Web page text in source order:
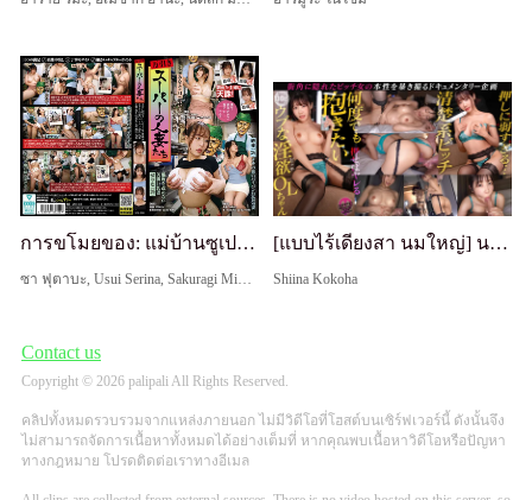
การขโมยของ: แม่บ้านซูเปอร์มาร์เก็ต ภรรยาอ้วนท้วนแก้ตัว ภรรยาที่โกนขนน่ารังเกียจแต่เย้ายวน ภรรยาที่ขาสวยหน้าอกใหญ่แต่ไม่สำนึก [แบบไร้เดียงสา นมใหญ่] นมและก้นทั้งคู่เต็มไปด้วยปริมาณ ร่างกายระดับ S-class! การที่เธออมควยนักแสดงที่เธอชอบอย่างกระตือรือร้นนั้นน่ารักเกินไป ♡ คลุมด้วยน้ำมัน ทำท่ายืนเย็ดแบบด็อกกี้เต็มที่หน้ากระจก! แม้หลังจากแตกในแล้วเธอยังไม่หยุดอมควย ดังนั้นเราจึงทำกันส
Shiina Kokoha
Contact us
Copyright © 2026 palipali All Rights Reserved.
คลิปทั้งหมดรวบรวมจากแหล่งภายนอก ไม่มีวิดีโอที่โฮสต์บนเซิร์ฟเวอร์นี้ ดังนั้นจึง
ไม่สามารถจัดการเนื้อหาทั้งหมดได้อย่างเต็มที่ หากคุณพบเนื้อหาวิดีโอหรือปัญหา
ทางกฎหมาย โปรดติดต่อเราทางอีเมล